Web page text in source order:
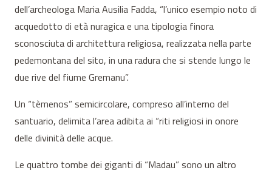
dell’archeologa Maria Ausilia Fadda, “l’unico esempio noto di
acquedotto di età nuragica e una tipologia finora
sconosciuta di architettura religiosa, realizzata nella parte
pedemontana del sito, in una radura che si stende lungo le
due rive del fiume Gremanu”.
Un “tèmenos” semicircolare, compreso all’interno del
santuario, delimita l’area adibita ai “riti religiosi in onore
delle divinità delle acque.
Le quattro tombe dei giganti di “Madau” sono un altro